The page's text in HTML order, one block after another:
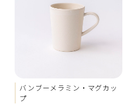
バンブーメラミン・マグカッ
プ